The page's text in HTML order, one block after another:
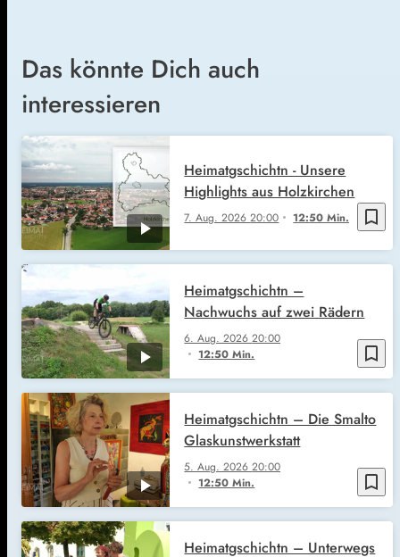
Das könnte Dich auch
interessieren
bookmark_border
7. Aug. 202620:00 12:50 Min.
Heimatgschichtn - Unsere
Highlights aus Holzkirchen
bookmark_border
6. Aug. 202620:00
12:50 Min.
Heimatgschichtn –
Nachwuchs auf zwei Rädern
bookmark_border
5. Aug. 202620:00
12:50 Min.
Heimatgschichtn – Die Smalto
Glaskunstwerkstatt
Heimatgschichtn – Unterwegs